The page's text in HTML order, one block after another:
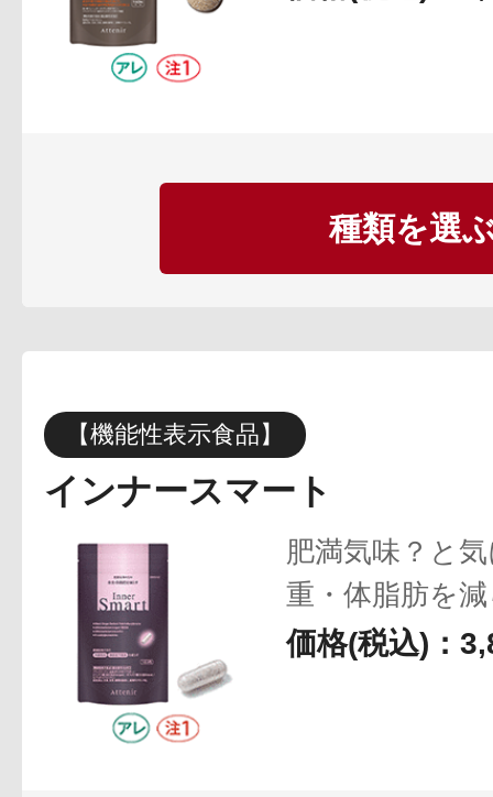
定期お届けサ
スキンケア人気ライン
ドレススノー
種類を選
【機能性表示食品】
インナースマート
肥満気味？と
重・体脂肪を
価格(税込)：